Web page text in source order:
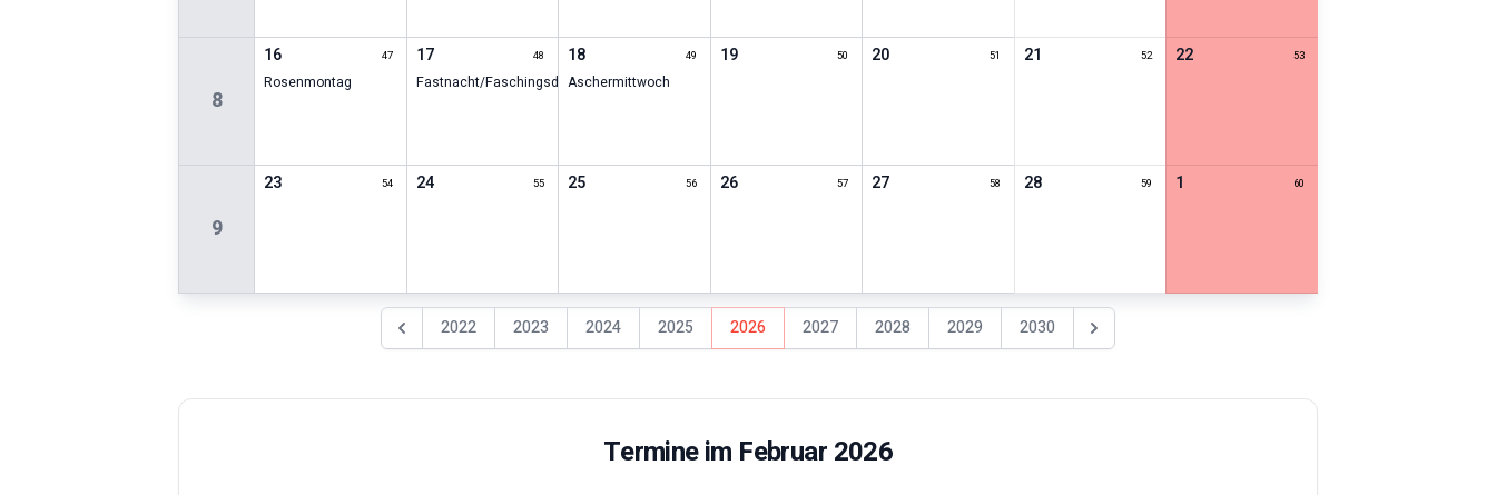
8
16 47
Rosenmontag
17 48
Fastnacht/Faschingsdienstag
18 49
Aschermittwoch
19 50 20 51 21 52 22 53
9
23 54 24 55 25 56 26 57 27 58 28 59 1 60
Vorheriges Jahr
2022 2023 2024 2025 2026 2027 2028 2029 2030 Nächstes Jahr
Termine im Februar 2026